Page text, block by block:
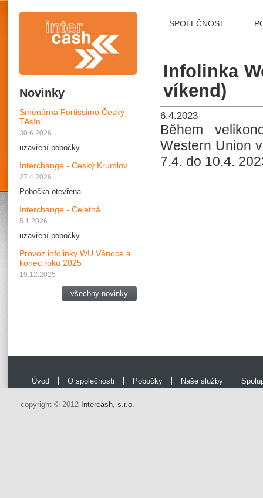
SPOLEČNOST
Novinky
Směnárna Fortissimo Český
Těsín
30.6.2026
uzavření pobočky
Interchange - Ceský Krumlov
27.4.2026
Pobočka otevřena
Interchange - Celetná
5.1.2026
uzavření pobočky
Provoz infolinky WU Vánoce a
konec roku 2025
19.12.2025
všechny novinky
Infolinka
víkend)
6.4.2023
Během
Western Union
7.4. do 10.4.
Úvod O společnosti Pobočky Naše služby
copyright © 2012 Intercash, s.r.o.